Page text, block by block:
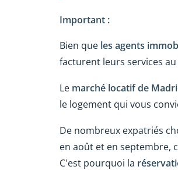
Important :
Bien que les agents
facturent leurs services
Le marché locatif de
le logement qui vous
De nombreux expatriés
en août et en septembre,
C'est pourquoi la